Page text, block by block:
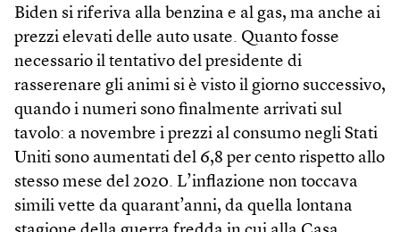
Biden si riferiva alla benzina e al gas, ma anche ai
prezzi elevati delle auto usate. Quanto fosse
necessario il tentativo del presidente di
rasserenare gli animi si è visto il giorno successivo,
quando i numeri sono finalmente arrivati sul
tavolo: a novembre i prezzi al consumo negli Stati
Uniti sono aumentati del 6,8 per cento rispetto allo
stesso mese del 2020. L’inflazione non toccava
simili vette da quarant’anni, da quella lontana